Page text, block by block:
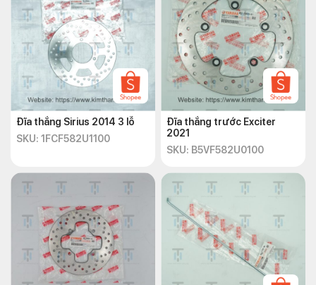
Đĩa thắng Sirius 2014 3 lỗ
SKU: 1FCF582U1100
Đĩa thắng trước Exciter
2021
SKU: B5VF582U0100